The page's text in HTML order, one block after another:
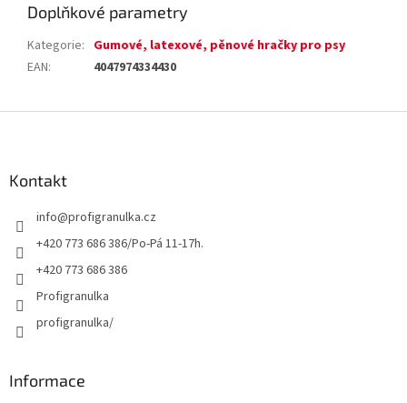
Doplňkové parametry
Kategorie: Gumové, latexové, pěnové hračky pro psy
EAN: 4047974334430
Kontakt
info@profigranulka.cz
+420 773 686 386/Po-Pá 11-17h.
+420 773 686 386
Profigranulka
profigranulka/
Informace